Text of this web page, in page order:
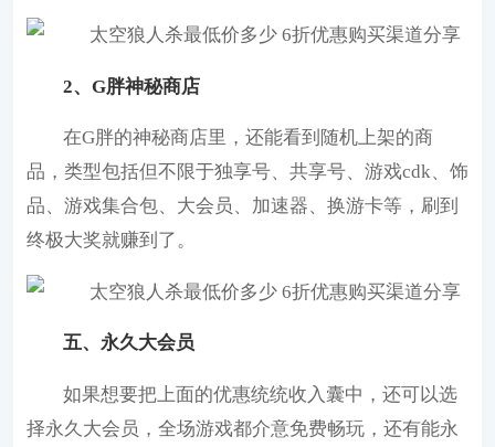
2、G胖神秘商店
在G胖的神秘商店里，还能看到随机上架的商
品，类型包括但不限于独享号、共享号、游戏cdk、饰
品、游戏集合包、大会员、加速器、换游卡等，刷到
终极大奖就赚到了。
五、永久大会员
如果想要把上面的优惠统统收入囊中，还可以选
择永久大会员，全场游戏都介意免费畅玩，还有能永